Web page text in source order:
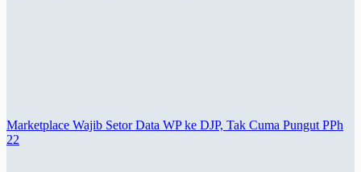
Marketplace Wajib Setor Data WP ke DJP, Tak Cuma Pungut PPh
22